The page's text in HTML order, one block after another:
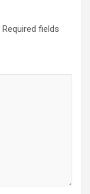
Required fields